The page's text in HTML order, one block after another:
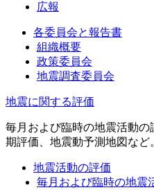
広報
各委員会と報告書
組織概要
政策委員会
地震調査委員会
地震に関する評価
毎月および臨時の地震活動
期評価、地震動予測地図など
地震活動の評価
毎月および臨時の地震